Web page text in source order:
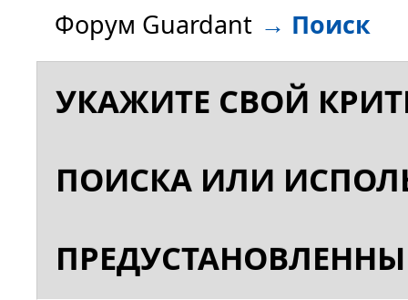
Форум Guardant → Поиск
УКАЖИТЕ СВОЙ
ПОИСКА ИЛИ